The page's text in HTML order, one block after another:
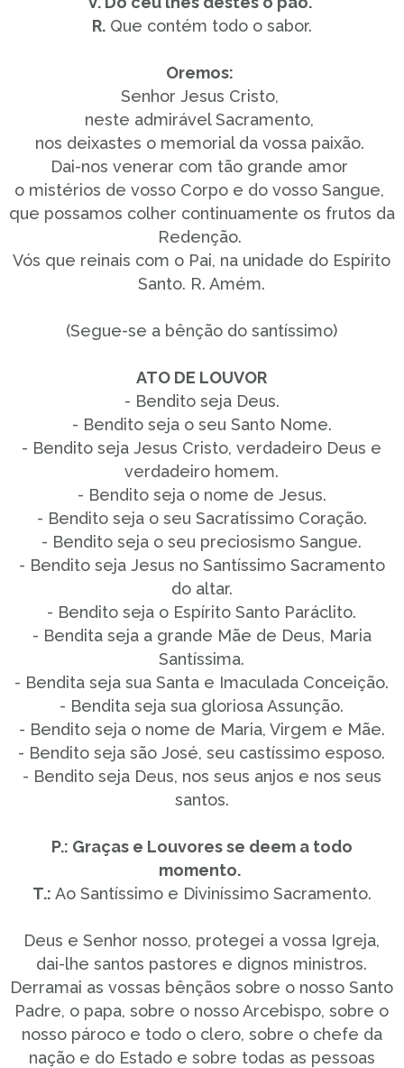
R.Que contém todo o sabor.
Oremos:
Senhor Jesus Cristo,
neste admirável Sacramento,
nos deixastes o memorial da vossa paixão.
Dai-nos venerar com tão grande amor
o mistérios de vosso Corpo e do vosso Sangue,
que possamos colher continuamente os frutos da
Redenção.
Vós que reinais com o Pai, na unidade do Espírito
Santo. R. Amém.
(Segue-se a bênção do santíssimo)
ATO DE LOUVOR
- Bendito seja Deus.
- Bendito seja o seu Santo Nome.
- Bendito seja Jesus Cristo, verdadeiro Deus e
verdadeiro homem.
- Bendito seja o nome de Jesus.
- Bendito seja o seu Sacratíssimo Coração.
- Bendito seja o seu preciosismo Sangue.
- Bendito seja Jesus no Santíssimo Sacramento
do altar.
- Bendito seja o Espírito Santo Paráclito.
- Bendita seja a grande Mãe de Deus, Maria
Santíssima.
- Bendita seja sua Santa e Imaculada Conceição.
- Bendita seja sua gloriosa Assunção.
- Bendito seja o nome de Maria, Virgem e Mãe.
- Bendito seja são José, seu castíssimo esposo.
- Bendito seja Deus, nos seus anjos e nos seus
santos.
P.: Graças e Louvores se deem a todo
momento.
T.: Ao Santíssimo e Diviníssimo Sacramento.
Deus e Senhor nosso, protegei a vossa Igreja,
dai-lhe santos pastores e dignos ministros.
Derramai as vossas bênçãos sobre o nosso Santo
Padre, o papa, sobre o nosso Arcebispo, sobre o
nosso pároco e todo o clero, sobre o chefe da
nação e do Estado e sobre todas as pessoas